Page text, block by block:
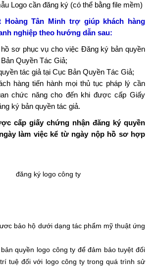
Logo cần đăng ký (có thể bằng file mềm)
Hoàng Tân Minh trợ giúp khách hàng
nghiệp theo hướng dẫn sau:
hồ sơ phục vụ cho việc Đăng ký bản quyền
Quyền Tác Giả;
tác giả tại Cục Bản Quyền Tác Giả;
hàng tiến hành mọi thủ tục pháp lý cần
chức năng cho đến khi được cấp Giấy
ký bản quyền tác giả.
cấp giấy chứng nhận đăng ký quyền
làm việc kể từ ngày nộp hồ sơ hợp
bảo hộ dưới dạng tác phẩm mỹ thuật ứng
quyền logo công ty để đảm bảo tuyệt đối
tuệ đối với logo công ty trong quá trình sử